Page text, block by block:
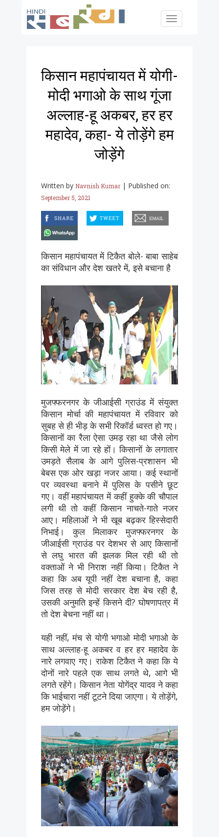
Toggle
किसान महापंचायत में योगी-
मोदी भगाओ के साथ गूंजा
अल्लाह-हू अकबर, हर हर
महादेव, कहा- ये तोड़ेंगे हम
जोड़ेंगे
Written by Navnish Kumar | Published on:
September 5, 2021
किसान महापंचायत में टिकैत बोले- बाबा साहेब
का संविधान और देश खतरे में, इसे बचाना है
मुजफ्फरनगर के जीआईसी ग्राउंड में संयुक्त
किसान मोर्चा की महापंचायत में रविवार को
सुबह से ही भीड़ के सभी रिकॉर्ड ध्वस्त हो गए।
किसानों का रैला ऐसा उमड़ रहा था जैसे लोग
किसी मेले में जा रहे हों। किसानों के लगातार
उमड़ते सैलाब के आगे पुलिस-प्रशासन भी
बेबस एक ओर खड़ा नजर आया। कई स्थानों
पर व्यवस्था बनाने में पुलिस के पसीने छूट
गए। वहीं महापंचायत में कहीं हुक्के की चौपाल
लगी थी तो कहीं किसान नाचते-गाते नजर
आए। महिलाओं ने भी खूब बढ़कर हिस्सेदारी
निभाई। कुल मिलाकर मुजफ्फरनगर के
जीआईसी ग्राउंड पर देशभर से आए किसानों
से लघु भारत की झलक मिल रही थी तो
वक्ताओं ने भी निराश नहीं किया। टिकैत ने
कहा कि अब यूपी नहीं देश बचाना है, कहा
जिस तरह से मोदी सरकार देश बेच रही है,
उसकी अनुमति इन्हें किसने दी? घोषणापत्र में
तो देश बेचना नहीं था।
यही नहीं, मंच से योगी भगाओ मोदी भगाओ के
साथ अल्लाह-हू अकबर व हर हर महादेव के
नारे लगवाए गए। राकेश टिकैत ने कहा कि ये
दोनों नारे पहले एक साथ लगते थे, आगे भी
लगते रहेंगे। किसान नेता योगेंद्र यादव ने कहा
कि भाईचारा नहीं टूटने दिया जाएगा। ये तोड़ेंगे,
हम जोड़ेंगे।